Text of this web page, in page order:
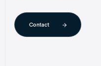
Contact